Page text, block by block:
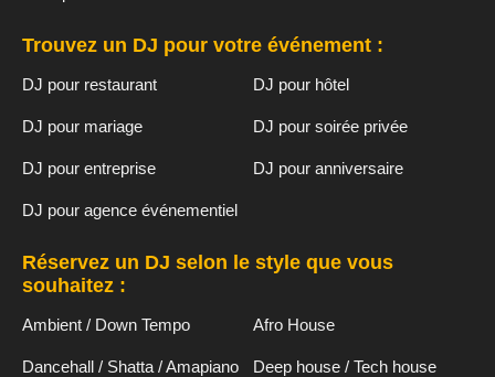
Trouvez un DJ pour votre événement :
DJ pour restaurant DJ pour hôtel
DJ pour mariage DJ pour soirée privée
DJ pour entreprise DJ pour anniversaire
DJ pour agence événementiel
Réservez un DJ selon le style que vous
souhaitez :
Ambient / Down Tempo Afro House
Dancehall / Shatta / Amapiano Deep house / Tech house